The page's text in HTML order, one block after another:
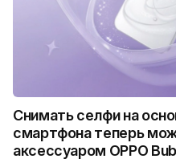
Снимать селфи на
смартфона теперь
аксессуаром OPPO